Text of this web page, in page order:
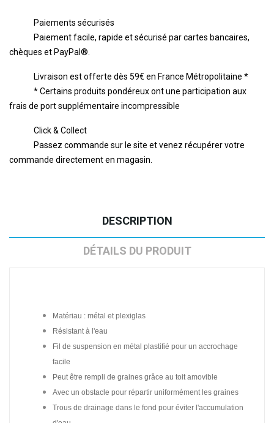
Paiements sécurisés
Paiement facile, rapide et sécurisé par cartes bancaires,
chèques et PayPal®.
Livraison est offerte dès 59€ en France Métropolitaine *
* Certains produits pondéreux ont une participation aux
frais de port supplémentaire incompressible
Click & Collect
Passez commande sur le site et venez récupérer votre
commande directement en magasin.
DESCRIPTION
DÉTAILS DU PRODUIT
Matériau : métal et plexiglas
Résistant à l'eau
Fil de suspension en métal plastifié pour un accrochage
facile
Peut être rempli de graines grâce au toit amovible
Avec un obstacle pour répartir uniformément les graines
Trous de drainage dans le fond pour éviter l'accumulation